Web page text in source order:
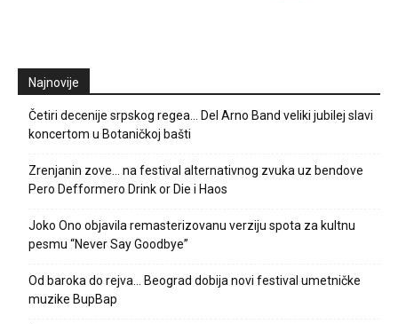
Najnovije
Četiri decenije srpskog regea… Del Arno Band veliki jubilej slavi
koncertom u Botaničkoj bašti
Zrenjanin zove… na festival alternativnog zvuka uz bendove
Pero Defformero Drink or Die i Haos
Joko Ono objavila remasterizovanu verziju spota za kultnu
pesmu “Never Say Goodbye”
Od baroka do rejva… Beograd dobija novi festival umetničke
muzike BupBap